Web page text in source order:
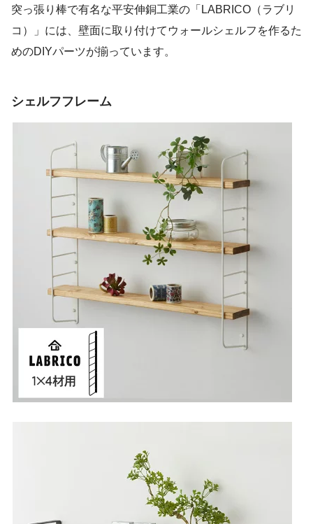
突っ張り棒で有名な平安伸銅工業の「LABRICO（ラブリ
コ）」には、壁面に取り付けてウォールシェルフを作るた
めのDIYパーツが揃っています。
シェルフフレーム